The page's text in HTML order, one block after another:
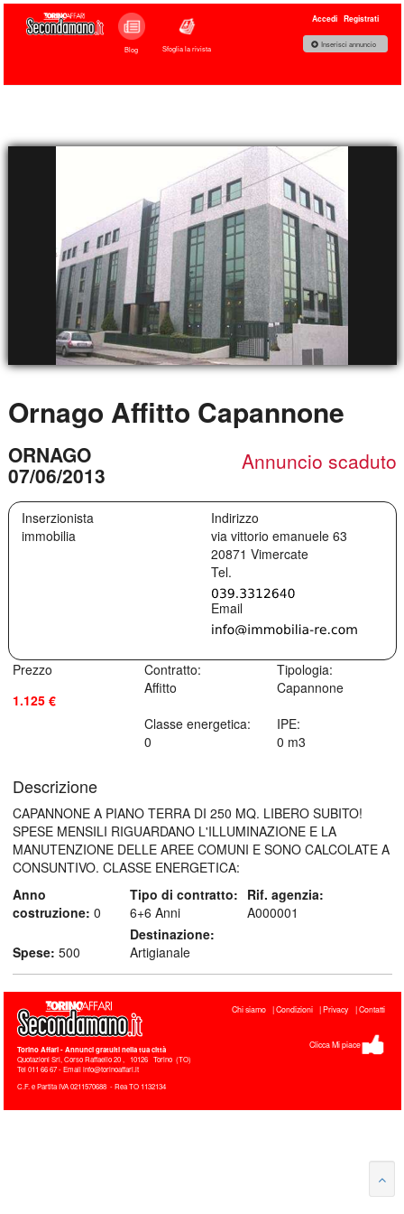
Blog Sfoglia la rivista
Accedi Registrati
Inserisci annuncio
Ornago Affitto Capannone
ORNAGO
07/06/2013
Annuncio scaduto
Inserzionista
immobilia
Indirizzo
via vittorio emanuele 63
20871 Vimercate
Prezzo
1.125 €
Contratto:
Affitto
Tipologia:
Capannone
Classe energetica:
0
IPE:
0 m3
Descrizione
CAPANNONE A PIANO TERRA DI 250 MQ. LIBERO SUBITO!
SPESE MENSILI RIGUARDANO L'ILLUMINAZIONE E LA
MANUTENZIONE DELLE AREE COMUNI E SONO CALCOLATE A
CONSUNTIVO. CLASSE ENERGETICA:
Anno
costruzione: 0
Tipo di contratto:
6+6 Anni
Rif. agenzia:
A000001
Spese: 500
Destinazione:
Artigianale
Torino Affari- Annunci gratuiti nella tua città
Quotazioni Srl, Corso Raffaello 20, 10126 Torino (TO)
Tel011 66 67 - Email info@torinoaffari.it
C.F. e Partita IVA 0211570688 - Rea TO 1132134
Chi siamo Condizioni Privacy Contatti
Clicca Mi piace